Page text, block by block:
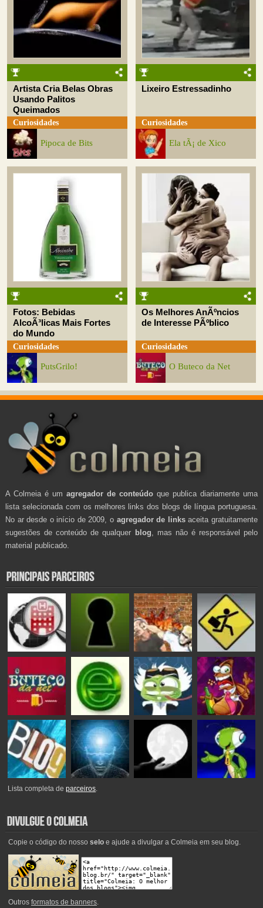
Artista Cria Belas Obras
Usando Palitos
Queimados
Curiosidades
Pipoca de Bits
Lixeiro Estressadinho
Curiosidades
Ela tÃ¡ de Xico
Fotos: Bebidas
AlcoÃ³licas Mais Fortes
do Mundo
Curiosidades
PutsGrilo!
Os Melhores AnÃºncios
de Interesse PÃºblico
Curiosidades
O Buteco da Net
A Colmeia é um agregador de conteúdo que publica diariamente uma
lista selecionada com os melhores links dos blogs de língua portuguesa.
No ar desde o início de 2009, o agregador de linksaceita gratuitamente
sugestões de conteúdo de qualquer blog , mas não é responsável pelo
material publicado.
Lista completa deparceiros.
Copie o código do nosso seloe ajude a divulgar a Colmeia em seu blog.
Outros formatos de banners.